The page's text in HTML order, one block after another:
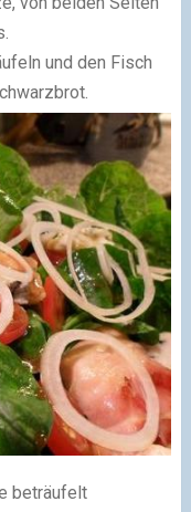
und den Fisch
beträufelt